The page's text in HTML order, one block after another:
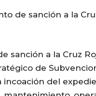
de sanción a la
sanción a la Cruz
de
incoación del